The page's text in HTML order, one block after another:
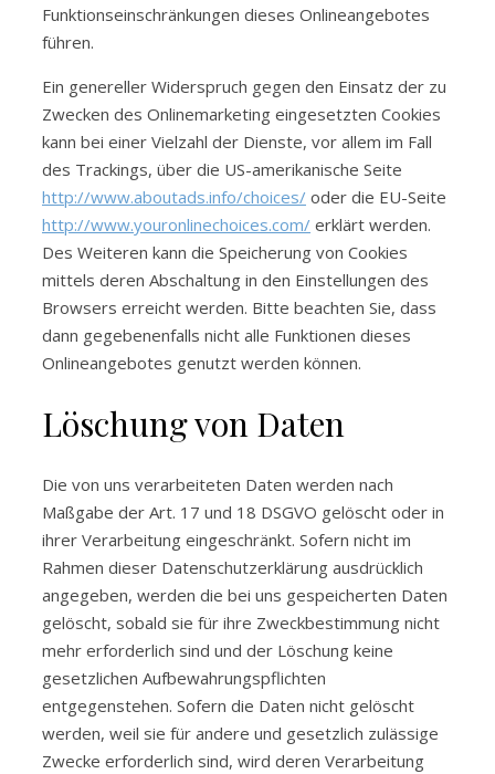
Funktionseinschränkungen dieses Onlineangebotes
führen.
Ein genereller Widerspruch gegen den Einsatz der zu
Zwecken des Onlinemarketing eingesetzten Cookies
kann bei einer Vielzahl der Dienste, vor allem im Fall
des Trackings, über die US-amerikanische Seite
http://www.aboutads.info/choices/ oder die EU-Seite
http://www.youronlinechoices.com/ erklärt werden.
Des Weiteren kann die Speicherung von Cookies
mittels deren Abschaltung in den Einstellungen des
Browsers erreicht werden. Bitte beachten Sie, dass
dann gegebenenfalls nicht alle Funktionen dieses
Onlineangebotes genutzt werden können.
Löschung von Daten
Die von uns verarbeiteten Daten werden nach
Maßgabe der Art. 17 und 18 DSGVO gelöscht oder in
ihrer Verarbeitung eingeschränkt. Sofern nicht im
Rahmen dieser Datenschutzerklärung ausdrücklich
angegeben, werden die bei uns gespeicherten Daten
gelöscht, sobald sie für ihre Zweckbestimmung nicht
mehr erforderlich sind und der Löschung keine
gesetzlichen Aufbewahrungspflichten
entgegenstehen. Sofern die Daten nicht gelöscht
werden, weil sie für andere und gesetzlich zulässige
Zwecke erforderlich sind, wird deren Verarbeitung